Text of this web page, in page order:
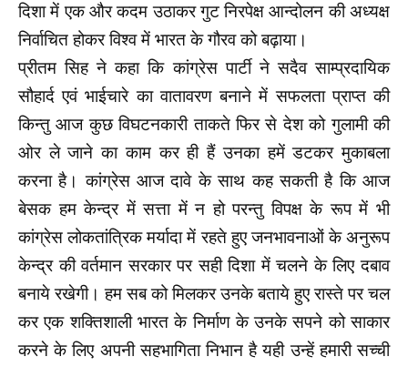
दिशा में एक और कदम उठाकर गुट निरपेक्ष आन्दोलन की अध्यक्ष
निर्वाचित होकर विश्व में भारत के गौरव को बढ़ाया।
प्रीतम सिह ने कहा कि कांग्रेस पार्टी ने सदैव साम्प्रदायिक
सौहार्द एवं भाईचारे का वातावरण बनाने में सफलता प्राप्त की
किन्तु आज कुछ विघटनकारी ताकते फिर से देश को गुलामी की
ओर ले जाने का काम कर ही हैं उनका हमें डटकर मुकाबला
करना है। कांग्रेस आज दावे के साथ कह सकती है कि आज
बेसक हम केन्द्र में सत्ता में न हो परन्तु विपक्ष के रूप में भी
कांग्रेस लोकतांत्रिक मर्यादा में रहते हुए जनभावनाओं के अनुरूप
केन्द्र की वर्तमान सरकार पर सही दिशा में चलने के लिए दबाव
बनाये रखेगी। हम सब को मिलकर उनके बताये हुए रास्ते पर चल
कर एक शक्तिशाली भारत के निर्माण के उनके सपने को साकार
करने के लिए अपनी सहभागिता निभान है यही उन्हें हमारी सच्ची